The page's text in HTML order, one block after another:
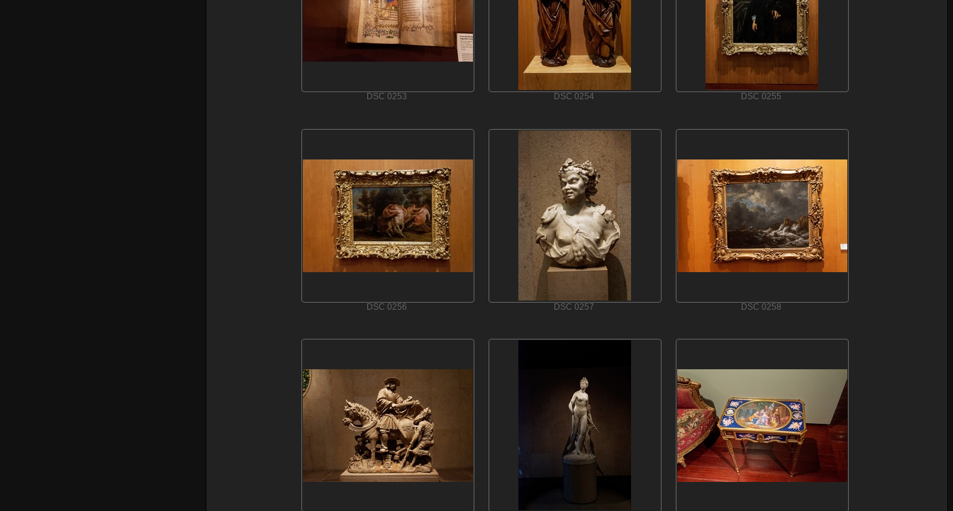
DSC 0253 DSC 0254 DSC 0255
DSC 0256 DSC 0257 DSC 0258